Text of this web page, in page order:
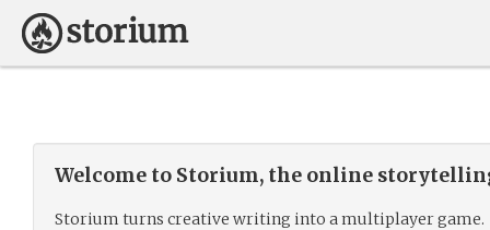
Welcome to Storium, the online
Storium turns creative writing into a multiplayer game.